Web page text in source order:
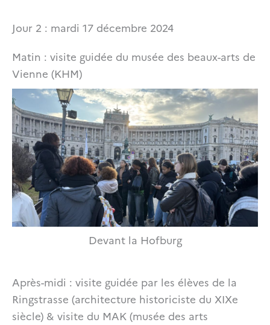
Jour 2 : mardi 17 décembre 2024
Matin : visite guidée du musée des beaux-arts de
Vienne (KHM)
Devant la Hofburg
Après-midi : visite guidée par les élèves de la
Ringstrasse (architecture historiciste du XIXe
siècle) & visite du MAK (musée des arts